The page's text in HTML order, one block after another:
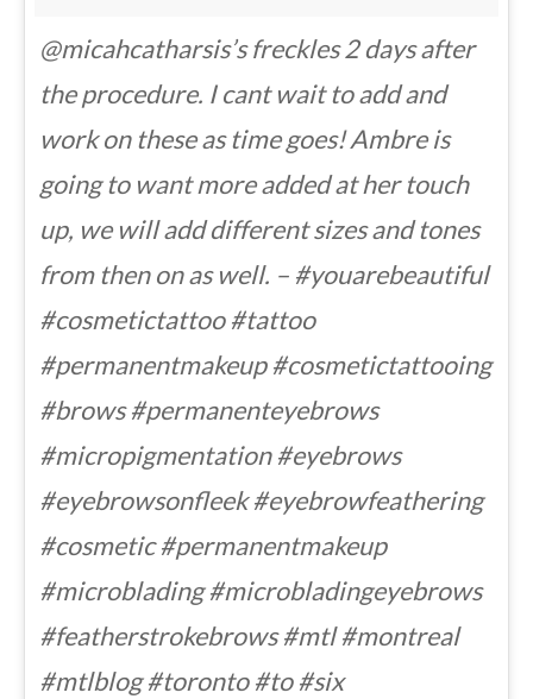
@micahcatharsis’s freckles 2 days after
the procedure. I cant wait to add and
work on these as time goes! Ambre is
going to want more added at her touch
up, we will add different sizes and tones
from then on as well. – #youarebeautiful
#cosmetictattoo #tattoo
#permanentmakeup #cosmetictattooing
#brows #permanenteyebrows
#micropigmentation #eyebrows
#eyebrowsonfleek #eyebrowfeathering
#cosmetic #permanentmakeup
#microblading #microbladingeyebrows
#featherstrokebrows #mtl #montreal
#mtlblog #toronto #to #six